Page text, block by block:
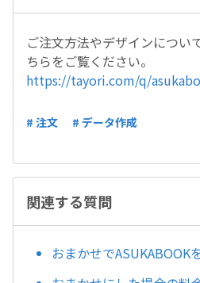
ご注文方法やデザインについ
ちらをご覧ください。
https://tayori.com/q/
# 注文 # データ作成
関連する質問
おまかせでASUKABOOK